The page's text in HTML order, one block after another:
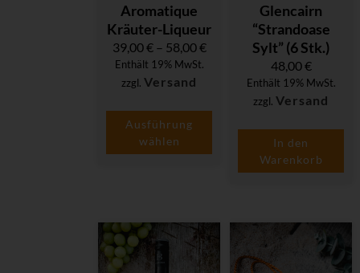
Aromatique
Kräuter-Liqueur
39,00€– 58,00€
Enthält 19% MwSt.
zzgl.Versand
Ausführung
wählen
Glencairn
“Strandoase
Sylt” (6 Stk.)
48,00€
Enthält 19% MwSt.
zzgl.Versand
In den
Warenkorb